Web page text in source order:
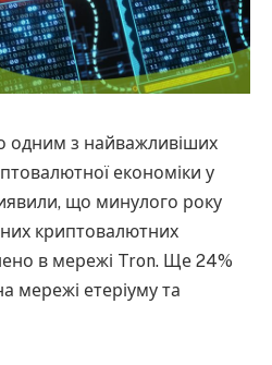
одним з найважливіших
економіки у
що минулого року
криптовалютних
в мережі Tron. Ще 24%
мережі етеріуму та